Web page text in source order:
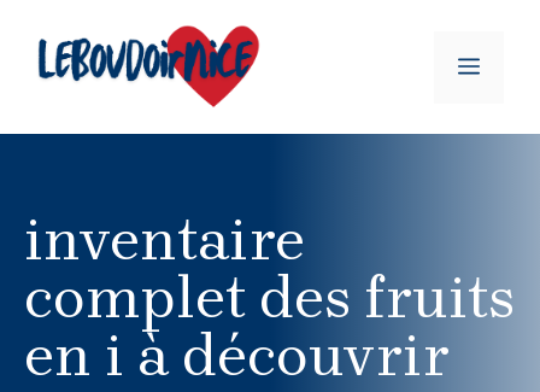
contenu
MENU
inventaire
complet des fruits
en i à découvrir